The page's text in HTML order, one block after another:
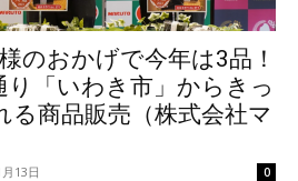
のおかげで今年は3品！
り「いわき市」からきっ
る商品販売（株式会社マ
13日 0